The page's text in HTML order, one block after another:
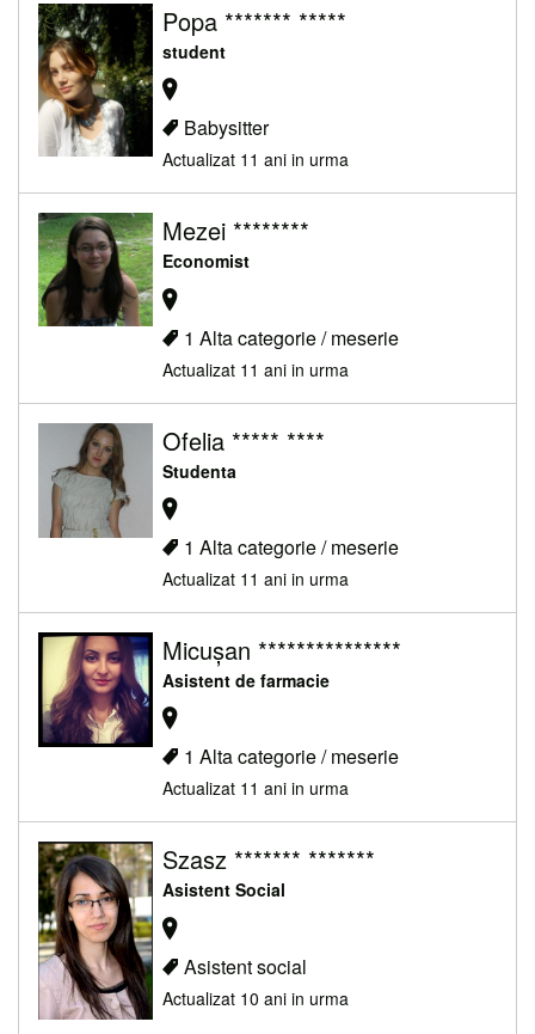
Popa ******* *****
student
Babysitter
Actualizat 11 ani in urma
Mezei ********
Economist
1 Alta categorie / meserie
Actualizat 11 ani in urma
Ofelia ***** ****
Studenta
1 Alta categorie / meserie
Actualizat 11 ani in urma
Micușan ***************
Asistent de farmacie
1 Alta categorie / meserie
Actualizat 11 ani in urma
Szasz ******* *******
Asistent Social
Asistent social
Actualizat 10 ani in urma